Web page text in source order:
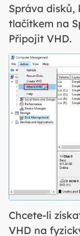
Správa disků,
tlačítkem na
Připojit VHD.
Chcete-li
VHD na